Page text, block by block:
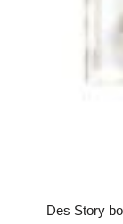
Des Story